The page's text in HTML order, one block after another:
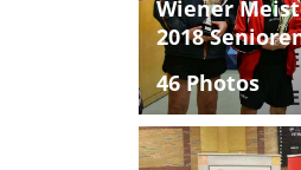
Wiener
2018
46 Photos